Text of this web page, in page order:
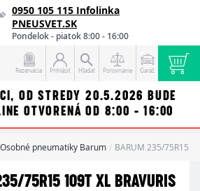
0950 105 115 Infolinka
PNEUSVET.SK
Pondelok - piatok 8:00 - 16:00
Rezervácia Prihlásiť Hľadať Porovnanie Garáž
OD STREDY 20.5.2026 BUDE
OTVORENÁ OD 8:00 - 16:00
Osobné pneumatiky Barum BARUM 235/75R15
75R15 109T XL BRAVURIS